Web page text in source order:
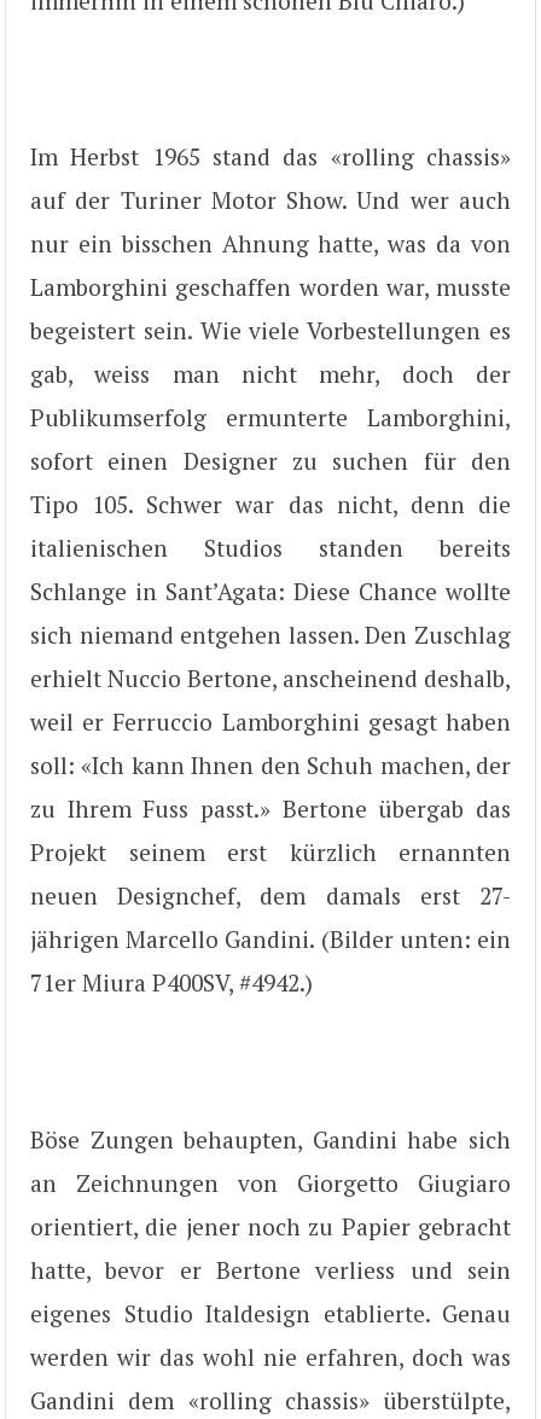
Im Herbst 1965 stand das «rolling chassis»
auf der Turiner Motor Show. Und wer auch
nur ein bisschen Ahnung hatte, was da von
Lamborghini geschaffen worden war, musste
begeistert sein. Wie viele Vorbestellungen es
gab, weiss man nicht mehr, doch der
Publikumserfolg ermunterte Lamborghini,
sofort einen Designer zu suchen für den
Tipo 105. Schwer war das nicht, denn die
italienischen Studios standen bereits
Schlange in Sant’Agata: Diese Chance wollte
sich niemand entgehen lassen. Den Zuschlag
erhielt Nuccio Bertone, anscheinend deshalb,
weil er Ferruccio Lamborghini gesagt haben
soll: «Ich kann Ihnen den Schuh machen, der
zu Ihrem Fuss passt.» Bertone übergab das
Projekt seinem erst kürzlich ernannten
neuen Designchef, dem damals erst 27-
jährigen Marcello Gandini. (Bilder unten: ein
71er Miura P400SV, #4942.)
Böse Zungen behaupten, Gandini habe sich
an Zeichnungen von Giorgetto Giugiaro
orientiert, die jener noch zu Papier gebracht
hatte, bevor er Bertone verliess und sein
eigenes Studio Italdesign etablierte. Genau
werden wir das wohl nie erfahren, doch was
Gandini dem «rolling chassis» überstülpte,